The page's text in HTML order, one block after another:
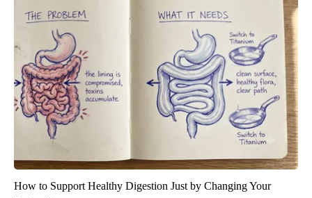
How to Support Healthy Digestion Just by Changing Your